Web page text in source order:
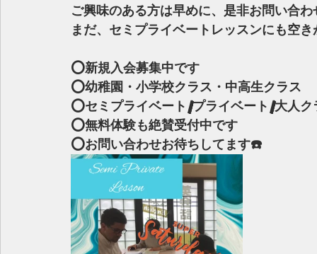
ご興味のある方は早めに、是非お問い合わ
まだ、セミプライベートレッスンにも空
⭕️新規入会募集中です
⭕️幼稚園・小学校クラス・中高生クラス
⭕️セミプライベート/プライベート/大人ク
⭕️無料体験も絶賛受付中です
⭕️お問い合わせお待ちしてます☎️